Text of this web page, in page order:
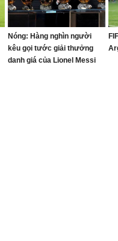
Nóng: Hàng nghìn người
kêu gọi tước giải thưởng
danh giá của Lionel Messi